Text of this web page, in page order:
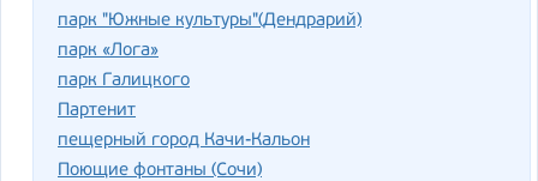
парк "Южные культуры"(Дендрарий)
парк «Лога»
парк Галицкого
Партенит
пещерный город Качи-Кальон
Поющие фонтаны (Сочи)